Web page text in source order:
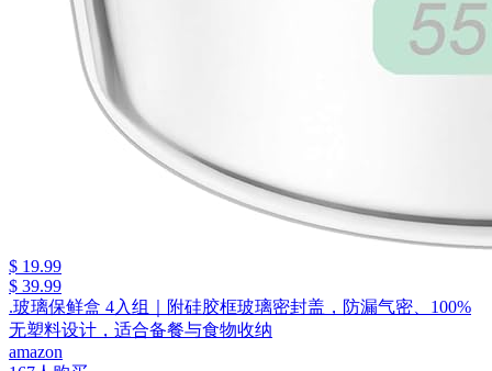
$ 19.99
$ 39.99
.玻璃保鲜盒 4入组｜附硅胶框玻璃密封盖，防漏气密、100%
无塑料设计，适合备餐与食物收纳
amazon